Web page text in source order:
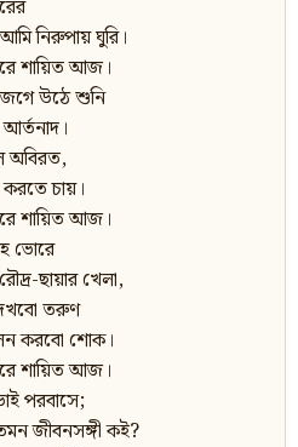
নিরুপায় ঘুরি।
শায়িত আজ।
উঠে শুনি
অবিরত,
চায়।
শায়িত আজ।
ভোরে
ছায়ার খেলা,
তরুণ
করবো শোক।
শায়িত আজ।
পরবাসে;
জীবনসঙ্গী কই?